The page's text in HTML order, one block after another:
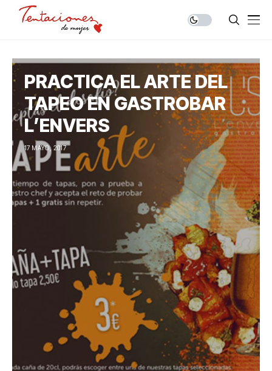
PRACTICA EL ARTE DEL
TAPEO EN GASTROBAR
L’ENVERS
17 MAYO, 2017